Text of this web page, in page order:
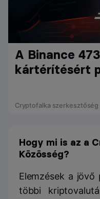
A Binance
kártérítésért
Cryptofalka
Hogy mi is az a
Közösség?
Elemzések a
többi